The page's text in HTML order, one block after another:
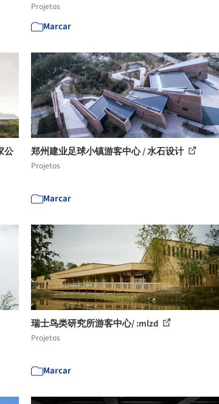
Projetos
Marcar
公
郑州建业足球小镇游客中心 / 水石设计
Projetos
Marcar
瑞士鸟类研究所游客中心/ :mlzd
Projetos
Marcar